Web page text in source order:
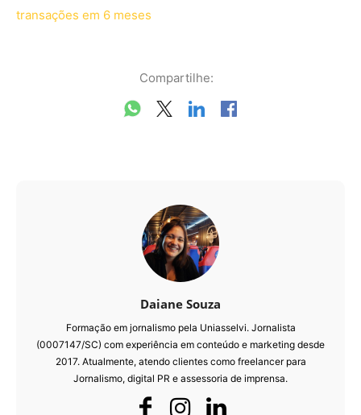
transações em 6 meses
Compartilhe:
Daiane Souza
Formação em jornalismo pela Uniasselvi. Jornalista
(0007147/SC) com experiência em conteúdo e marketing desde
2017. Atualmente, atendo clientes como freelancer para
Jornalismo, digital PR e assessoria de imprensa.